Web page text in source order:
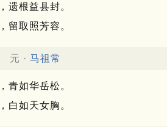
遗根益县封。
留取照芳容。
元 · 马祖常
青如华岳松。
白如天女胸。